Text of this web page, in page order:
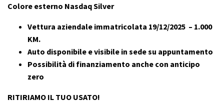
Colore esterno Nasdaq Silver
Vettura aziendale immatricolata 19/12/2025 – 1.000
KM.
Auto disponibile e visibile in sede su appuntamento
Possibilità di finanziamento anche con anticipo
zero
RITIRIAMO IL TUO USATO!